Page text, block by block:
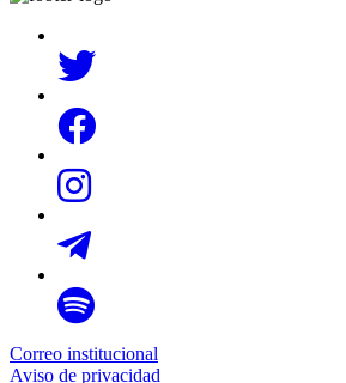
Correo institucional
Aviso de privacidad